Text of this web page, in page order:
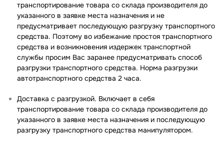
транспортирование товара со склада производителя до
указанного в заявке места назначения и не
предусматривает последующую разгрузку транспортного
средства. Поэтому во избежание простоя транспортного
средства и возникновения издержек транспортной
службы просим Вас заранее предусматривать способ
разгрузки транспортного средства. Норма разгрузки
автотранспортного средства 2 часа.
Доставка с разгрузкой. Включает в себя
транспортирование товара со склада производителя до
указанного в заявке места назначения и последующую
разгрузку транспортного средства манипулятором.